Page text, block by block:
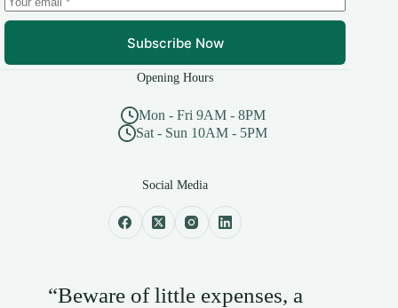
Subscribe Now
Opening Hours
Mon - Fri 9AM - 8PM
Sat - Sun 10AM - 5PM
Social Media
“Beware of little expenses, a